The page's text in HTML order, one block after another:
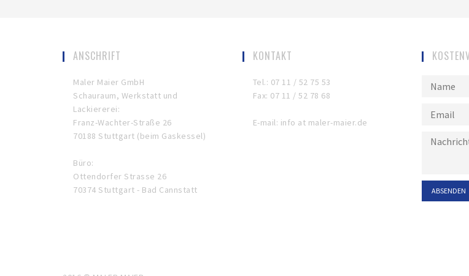
ANSCHRIFT
Maler Maier GmbH
Schauraum, Werkstatt und
Lackiererei:
Franz-Wachter-Straße 26
70188 Stuttgart (beim Gaskessel)
Büro:
Ottendorfer Strasse 26
70374 Stuttgart - Bad Cannstatt
KONTAKT
Tel.: 07 11 / 52 75 53
Fax: 07 11 / 52 78 68
E-mail: info at maler-maier.de